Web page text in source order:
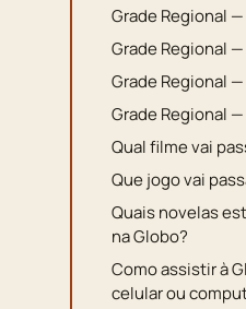
Grade Regional
Grade Regional
Grade Regional
Grade Regional
Qual filme vai
Que jogo vai
Quais novelas
na Globo?
Como assistir à
celular ou